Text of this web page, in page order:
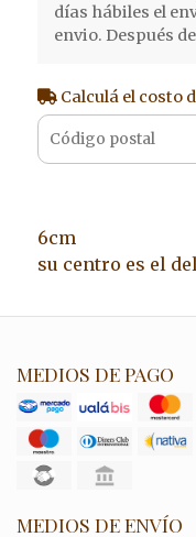
días hábiles el
envio. Después
Calculá el costo
6cm
su centro es el
MEDIOS DE PAGO
MEDIOS DE ENVÍO